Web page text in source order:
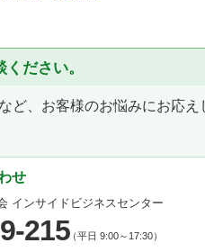
ださい。
ど、お客様のお悩みにお応え
せ
インサイドビジネスセンター
215（平日 9:00～17:30）